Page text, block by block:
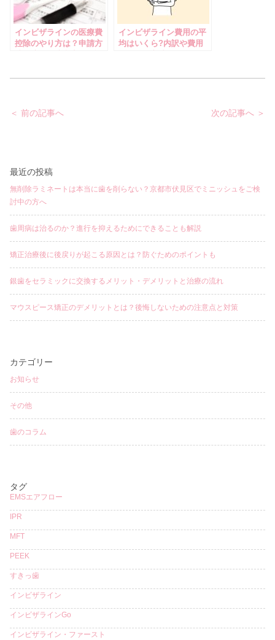
インビザラインの医療費
控除のやり方は？申請方
インビザライン費用の平
均はいくら?内訳や費用
投
ョ
＜ 前の記事へ 次の記事へ ＞
最近の投稿
無削除ラミネートは本当に歯を削らない？京都市伏見区でミニッシュをご検
討中の方へ
歯周病は治るのか？進行を抑えるためにできることも解説
矯正治療後に後戻りが起こる原因とは？防ぐためのポイントも
銀歯をセラミックに交換するメリット・デメリットと治療の流れ
マウスピース矯正のデメリットとは？後悔しないための注意点と対策
カテゴリー
お知らせ
その他
歯のコラム
タグ
EMSエアフロー
IPR
MFT
PEEK
すきっ歯
インビザライン
インビザラインGo
インビザライン・ファースト